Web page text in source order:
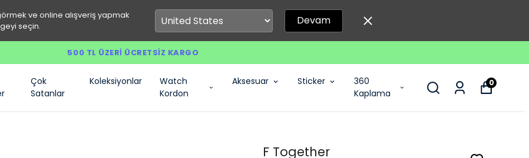
ve online alışveriş yapmak
seçin.
Devam
500 TL ÜZERI ÜCRETSIZ KARGO
Çok
Satanlar
Koleksiyonlar
Watch
Kordon
Aksesuar Sticker
360
Kaplama
0
F Together